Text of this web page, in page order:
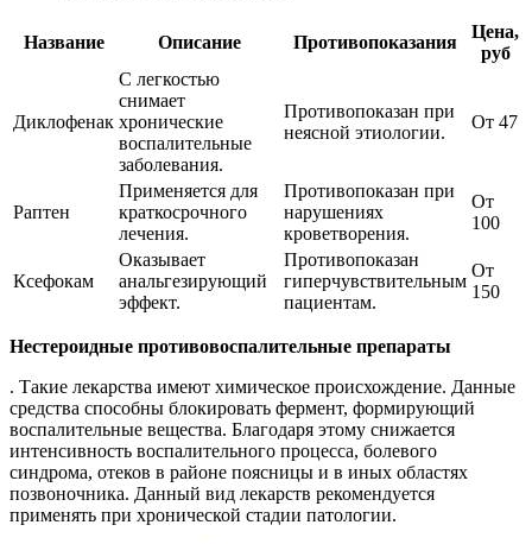
Название Описание Противопоказания
Цена,
руб
Диклофенак
С легкостью
снимает
хронические
воспалительные
заболевания.
Противопоказан при
неясной этиологии.
От 47
Раптен
Применяется для
краткосрочного
лечения.
Противопоказан при
нарушениях
кроветворения.
От
100
Ксефокам
Оказывает
анальгезирующий
эффект.
Противопоказан
гиперчувствительным
пациентам.
От
150
Нестероидные противовоспалительные препараты
. Такие лекарства имеют химическое происхождение. Данные
средства способны блокировать фермент, формирующий
воспалительные вещества. Благодаря этому снижается
интенсивность воспалительного процесса, болевого
синдрома, отеков в районе поясницы и в иных областях
позвоночника. Данный вид лекарств рекомендуется
применять при хронической стадии патологии.